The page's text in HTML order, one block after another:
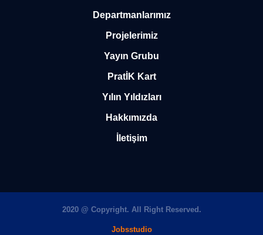
Departmanlarımız
Projelerimiz
Yayın Grubu
PratİK Kart
Yılın Yıldızları
Hakkımızda
İletişim
2020 @ Copyright. All Right Reserved.
Jobsstudio